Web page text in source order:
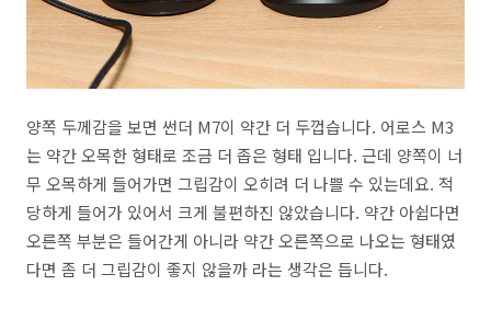
양쪽 두께감을 보면 썬더 M7이 약간 더 두껍습니다. 어로스 M3
는 약간 오목한 형태로 조금 더 좁은 형태 입니다. 근데 양쪽이 너
무 오목하게 들어가면 그립감이 오히려 더 나쁠 수 있는데요. 적
당하게 들어가 있어서 크게 불편하진 않았습니다. 약간 아쉽다면
오른쪽 부분은 들어간게 아니라 약간 오른쪽으로 나오는 형태였
다면 좀 더 그립감이 좋지 않을까 라는 생각은 듭니다.